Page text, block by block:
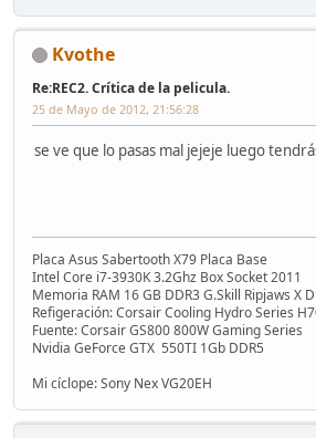
Kvothe
Re:REC2. Crítica de la pelicula.
25 de Mayo de 2012, 21:56:28
se ve que lo pasas mal jejeje luego
Placa Asus Sabertooth X79 Placa Base
Intel Core i7-3930K 3.2Ghz Box Socket 2011
Memoria RAM 16 GB DDR3 G.Skill Ripjaws X
Refigeración: Corsair Cooling Hydro Series
Fuente: Corsair GS800 800W Gaming Series
Nvidia GeForce GTX 550TI 1Gb DDR5
Mi cíclope: Sony Nex VG20EH